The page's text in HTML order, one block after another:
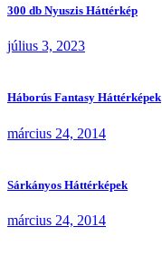
300 db Nyuszis Háttérkép
július 3, 2023
Háborús Fantasy Háttérképek
március 24, 2014
Sárkányos Háttérképek
március 24, 2014